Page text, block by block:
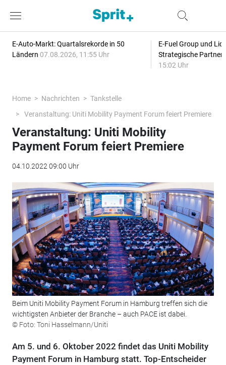
E-Auto-Markt: Quartalsrekorde in 50
Ländern 07.08.2026, 11:55 Uhr
E-Fuel Group und
Strategische
15:02 Uhr
Home Nachrichten
Tankstelle
Veranstaltung: Uniti Mobility Payment Forum feiert Premiere
Veranstaltung: Uniti Mobility
Payment Forum feiert Premiere
04.10.2022 09:00 Uhr
Beim Uniti Mobility Payment Forum in Hamburg treffen sich die
wichtigsten Anbieter der Branche – auch PACE ist dabei.
© Foto: Toni Hasselmann/Uniti
Am 5. und 6. Oktober 2022 findet das Uniti Mobility
Payment Forum in Hamburg statt. Top-Entscheider